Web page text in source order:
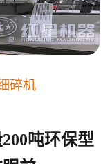
碎机
吨环保型